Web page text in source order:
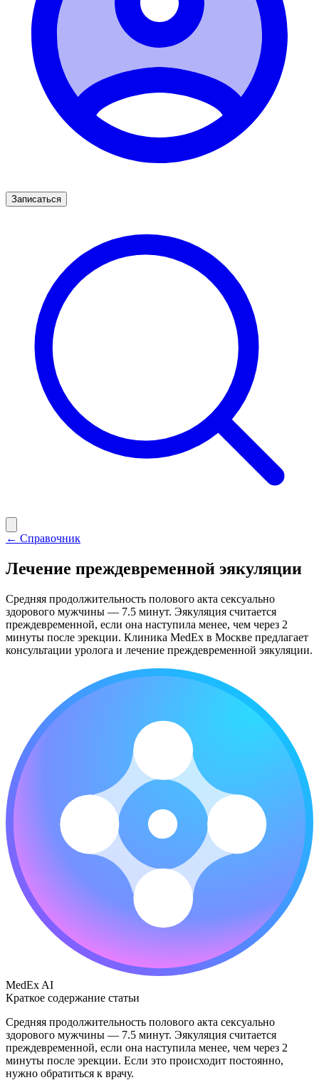
Записаться
← Справочник
Лечение преждевременной эякуляции
Средняя продолжительность полового акта сексуально
здорового мужчины — 7.5 минут. Эякуляция считается
преждевременной, если она наступила менее, чем через 2
минуты после эрекции. Клиника MedEx в Москве предлагает
консультации уролога и лечение преждевременной эякуляции.
MedEx AI
Краткое содержание статьи
Средняя продолжительность полового акта сексуально
здорового мужчины — 7.5 минут. Эякуляция считается
преждевременной, если она наступила менее, чем через 2
минуты после эрекции. Если это происходит постоянно,
нужно обратиться к врачу.